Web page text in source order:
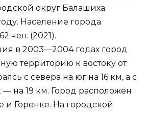
округ Балашиха.
Население города
чел. (2021).
в 2003—2004 годах город
территорию к востоку от
с севера на юг на 16 км, а с
— на 19 км. Город расположен
и Горенке. На городской